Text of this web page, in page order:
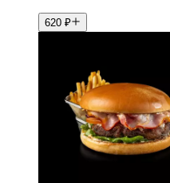
620 ₽